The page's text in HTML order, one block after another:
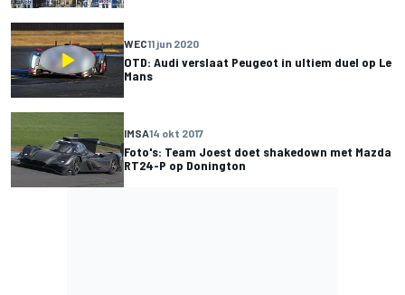
WEC11 jun 2020
OTD: Audi verslaat Peugeot in ultiem duel op Le
Mans
IMSA14 okt 2017
Foto's: Team Joest doet shakedown met Mazda
RT24-P op Donington